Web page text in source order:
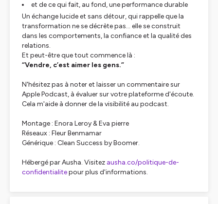
et de ce qui fait, au fond, une performance durable
Un échange lucide et sans détour, qui rappelle que la
transformation ne se décrète pas… elle se construit
dans les comportements, la confiance et la qualité des
relations.
Et peut-être que tout commence là :
“Vendre, c’est aimer les gens.”
N'hésitez pas à noter et laisser un commentaire sur
Apple Podcast, à évaluer sur votre plateforme d'écoute.
Cela m'aide à donner de la visibilité au podcast.
Montage : Enora Leroy & Eva pierre
Réseaux : Fleur Benmamar
Générique : Clean Success by Boomer.
Hébergé par Ausha. Visitez ausha.co/politique-de-
confidentialitepour plus d'informations.